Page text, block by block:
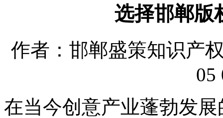
选择邯郸版
作者：邯郸盛策知识产
05
在当今创意产业蓬勃发